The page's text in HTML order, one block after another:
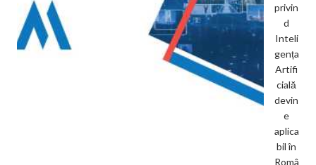
privin
d
Inteli
gența
Artifi
cială
devin
e
aplica
bil în
Româ